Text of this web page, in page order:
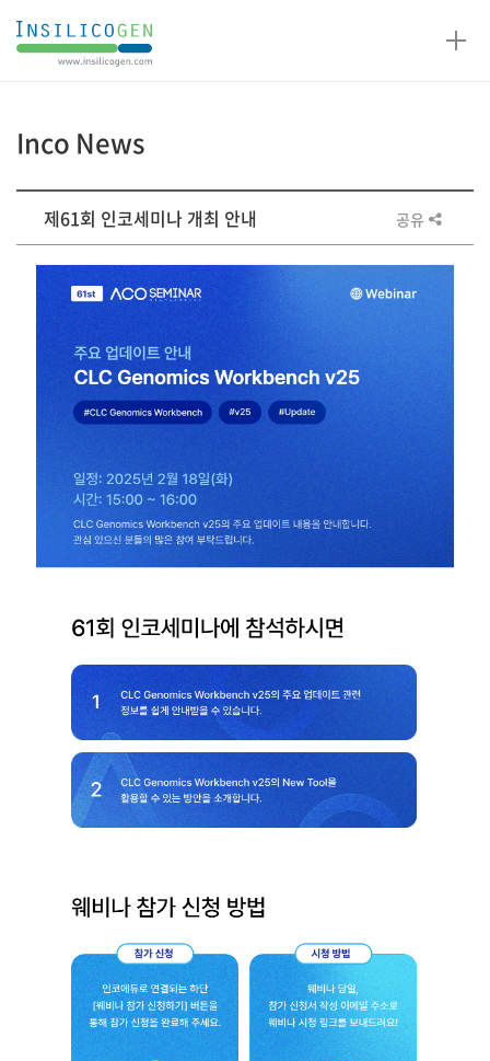
인
실
젠
Inco News
게
판
제61회 인코세미나 개최 안내 공유